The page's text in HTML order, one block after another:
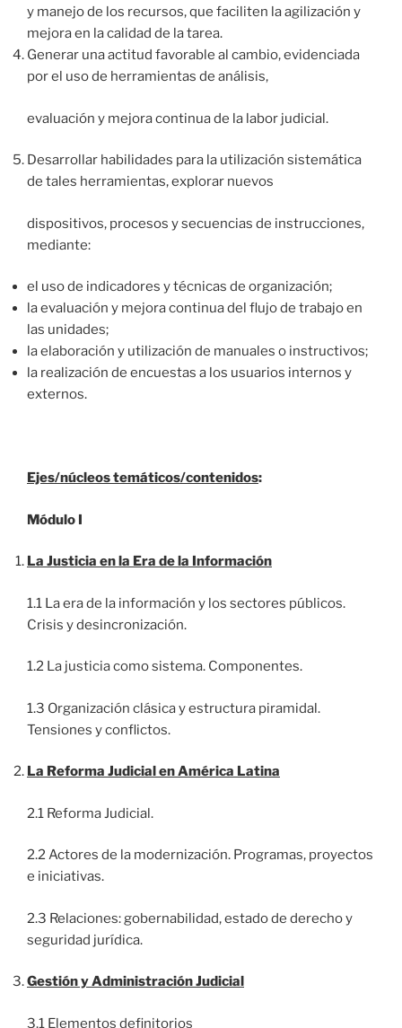
y manejo de los recursos, que faciliten la agilización y
mejora en la calidad de la tarea.
Generar una actitud favorable al cambio, evidenciada
por el uso de herramientas de análisis,
evaluación y mejora continua de la labor judicial.
Desarrollar habilidades para la utilización sistemática
de tales herramientas, explorar nuevos
dispositivos, procesos y secuencias de instrucciones,
mediante:
el uso de indicadores y técnicas de organización;
la evaluación y mejora continua del flujo de trabajo en
las unidades;
la elaboración y utilización de manuales o instructivos;
la realización de encuestas a los usuarios internos y
externos.
Ejes/núcleos temáticos/contenidos:
Módulo I
La Justicia en la Era de la Información
1.1 La era de la información y los sectores públicos.
Crisis y desincronización.
1.2 La justicia como sistema. Componentes.
1.3 Organización clásica y estructura piramidal.
Tensiones y conflictos.
La Reforma Judicial en América Latina
2.1 Reforma Judicial.
2.2 Actores de la modernización. Programas, proyectos
e iniciativas.
2.3 Relaciones: gobernabilidad, estado de derecho y
seguridad jurídica.
Gestión y Administración Judicial
3.1 Elementos definitorios